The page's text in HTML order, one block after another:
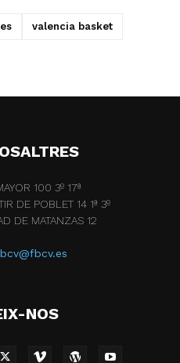
valencia basket
100 3º 17ª
DE POBLET 14 1ª 3º
DE MATANZAS 12
NOS